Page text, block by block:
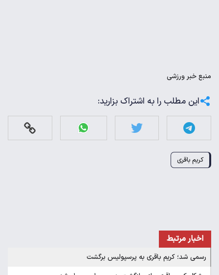
منبعخبر ورزشی
این مطلب را به اشتراک بزارید:
کریم باقری
اخبار مرتبط
رسمی شد؛ کریم باقری به پرسپولیس برگشت